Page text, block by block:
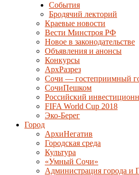
События
Бродячий лекторий
Краевые новости
Вести Минстроя РФ
Новое в законодательстве
Объявления и анонсы
Конкурсы
АрхРазрез
Сочи — гостеприимный
СочиПешком
Российский
FIFA World Cup 2018
Эко-Берег
Город
АрхиНегатив
Городская среда
Культура
«Умный Сочи»
Администрация города и